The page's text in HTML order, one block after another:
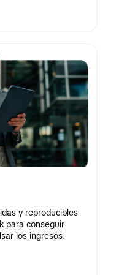
y reproducibles
para conseguir
los ingresos.